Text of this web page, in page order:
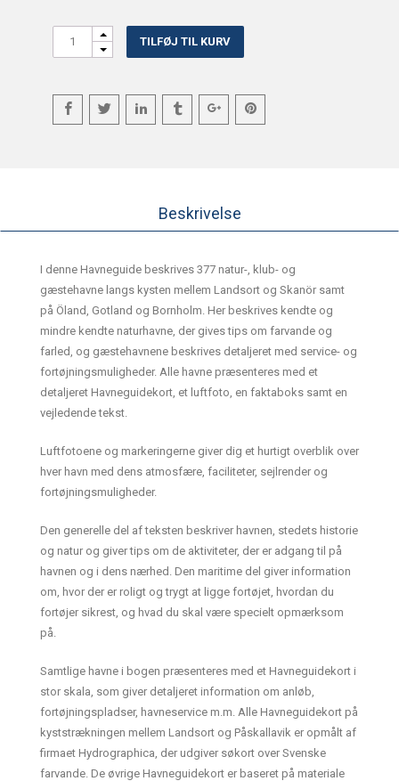
Quantity TILFØJ TIL KURV
Beskrivelse
I denne Havneguide beskrives 377 natur-, klub- og
gæstehavne langs kysten mellem Landsort og Skanör samt
på Öland, Gotland og Bornholm. Her beskrives kendte og
mindre kendte naturhavne, der gives tips om farvande og
farled, og gæstehavnene beskrives detaljeret med service- og
fortøjningsmuligheder. Alle havne præsenteres med et
detaljeret Havneguidekort, et luftfoto, en faktaboks samt en
vejledende tekst.
Luftfotoene og markeringerne giver dig et hurtigt overblik over
hver havn med dens atmosfære, faciliteter, sejlrender og
fortøjningsmuligheder.
Den generelle del af teksten beskriver havnen, stedets historie
og natur og giver tips om de aktiviteter, der er adgang til på
havnen og i dens nærhed. Den maritime del giver information
om, hvor der er roligt og trygt at ligge fortøjet, hvordan du
fortøjer sikrest, og hvad du skal være specielt opmærksom
på.
Samtlige havne i bogen præsenteres med et Havneguidekort i
stor skala, som giver detaljeret information om anløb,
fortøjningspladser, havneservice m.m. Alle Havneguidekort på
kyststrækningen mellem Landsort og Påskallavik er opmålt af
firmaet Hydrographica, der udgiver søkort over Svenske
farvande. De øvrige Havneguidekort er baseret på materiale